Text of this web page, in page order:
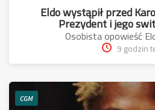
Eldo wystąpił przed
Prezydent i jego
Osobista opowieść
9 godzin
CGM